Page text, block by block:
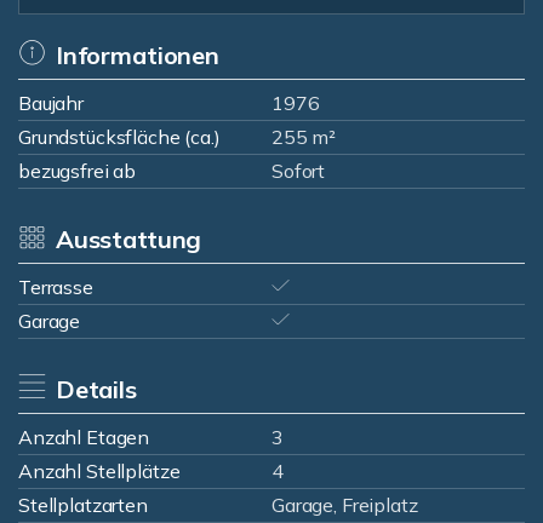
Informationen
Baujahr
1976
Grundstücksfläche (ca.)
255 m²
bezugsfrei ab
Sofort
Ausstattung
Terrasse
Garage
Details
Anzahl Etagen
3
Anzahl Stellplätze
4
Stellplatzarten
Garage, Freiplatz